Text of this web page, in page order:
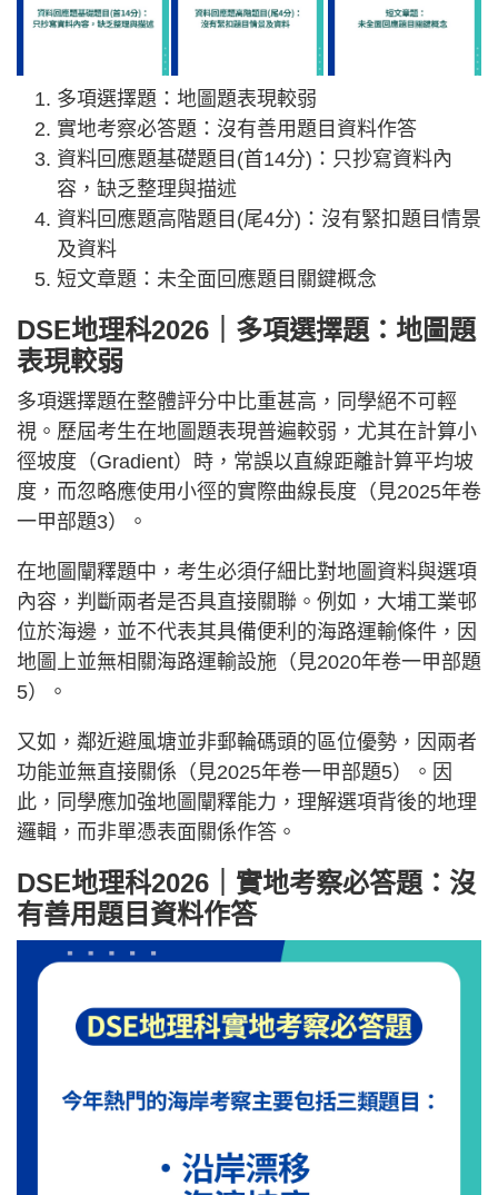
多項選擇題：地圖題表現較弱
實地考察必答題：沒有善用題目資料作答
資料回應題基礎題目(首14分)：只抄寫資料內
容，缺乏整理與描述
資料回應題高階題目(尾4分)：沒有緊扣題目情景
及資料
短文章題：未全面回應題目關鍵概念
DSE地理科2026｜多項選擇題：地圖題
表現較弱
多項選擇題在整體評分中比重甚高，同學絕不可輕
視。歷屆考生在地圖題表現普遍較弱，尤其在計算小
徑坡度（Gradient）時，常誤以直線距離計算平均坡
度，而忽略應使用小徑的實際曲線長度（見2025年卷
一甲部題3）。
在地圖闡釋題中，考生必須仔細比對地圖資料與選項
內容，判斷兩者是否具直接關聯。例如，大埔工業邨
位於海邊，並不代表其具備便利的海路運輸條件，因
地圖上並無相關海路運輸設施（見2020年卷一甲部題
5）。
又如，鄰近避風塘並非郵輪碼頭的區位優勢，因兩者
功能並無直接關係（見2025年卷一甲部題5）。因
此，同學應加強地圖闡釋能力，理解選項背後的地理
邏輯，而非單憑表面關係作答。
DSE地理科2026｜實地考察必答題：沒
有善用題目資料作答